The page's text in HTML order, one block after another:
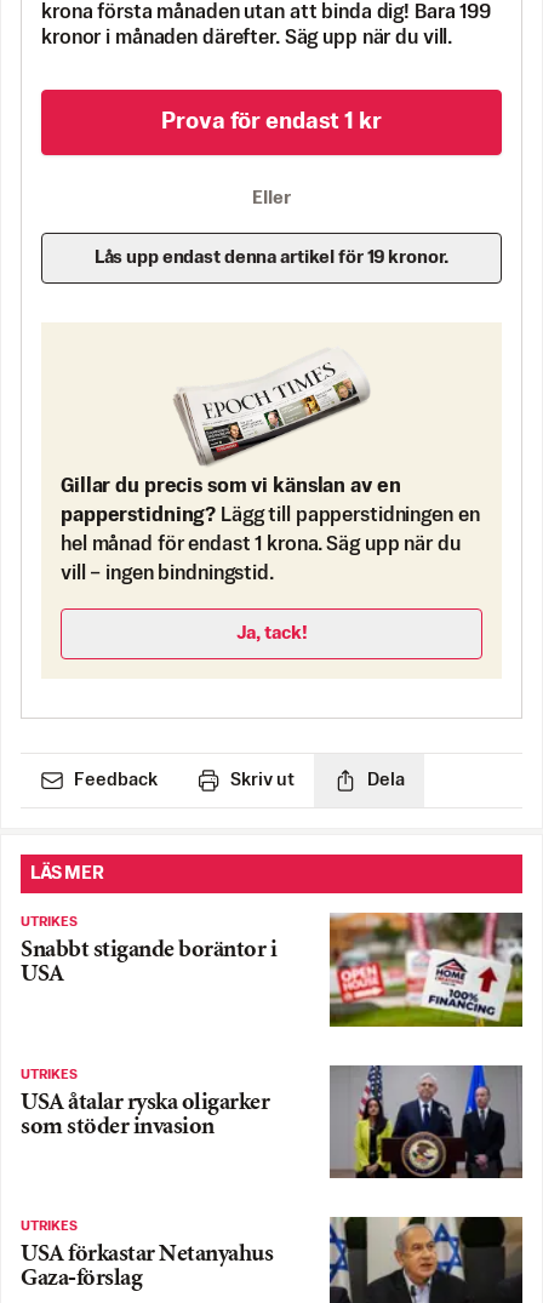
krona första månaden utan att binda dig! Bara 199
kronor i månaden därefter. Säg upp när du vill.
Prova för endast 1 kr
Eller
Lås upp endast denna artikel för 19 kronor.
Gillar du precis som vi känslan av en
papperstidning? Lägg till papperstidningen en
hel månad för endast 1 krona. Säg upp när du
vill – ingen bindningstid.
Ja, tack!
Feedback Skriv ut Dela
LÄS MER
UTRIKES
Snabbt stigande boräntor i
USA
UTRIKES
USA åtalar ryska oligarker
som stöder invasion
UTRIKES
USA förkastar Netanyahus
Gaza-förslag